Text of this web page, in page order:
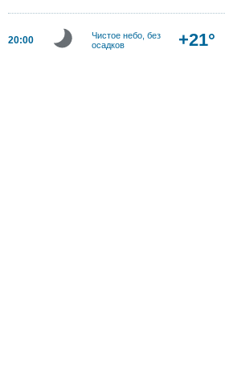
20:00
Чистое небо, без
осадков
+21°